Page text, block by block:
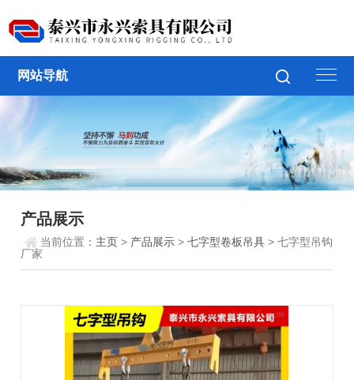
网站导航
产品展示
当前位置： 主页 > 产品展示 >七字型卷板吊具 > 七字型吊钩
厂家